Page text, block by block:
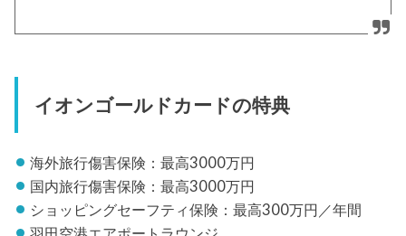
イオンゴールドカードの特典
海外旅行傷害保険：最高3000万円
国内旅行傷害保険：最高3000万円
ショッピングセーフティ保険：最高300万円／年間